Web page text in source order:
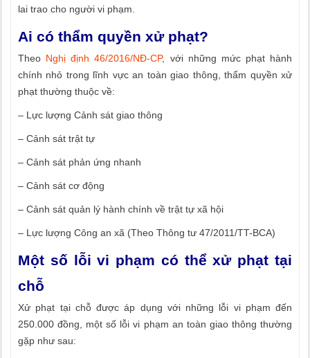
lai trao cho người vi phạm.
Ai có thẩm quyền xử phạt?
Theo Nghị định 46/2016/NĐ-CP, với những mức phạt hành
chính nhỏ trong lĩnh vực an toàn giao thông, thẩm quyền xử
phạt thường thuộc về:
– Lực lượng Cảnh sát giao thông
– Cảnh sát trật tự
– Cảnh sát phản ứng nhanh
– Cảnh sát cơ động
– Cảnh sát quản lý hành chính về trật tự xã hội
– Lực lượng Công an xã (Theo Thông tư 47/2011/TT-BCA)
Một số lỗi vi phạm có thể xử phạt tại
chỗ
Xử phạt tại chỗ được áp dụng với những lỗi vi phạm đến
250.000 đồng, một số lỗi vi phạm an toàn giao thông thường
gặp như sau: